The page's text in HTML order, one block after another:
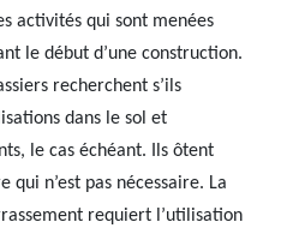
activités qui sont menées
le début d’une construction.
recherchent s’ils
dans le sol et
le cas échéant. Ils ôtent
n’est pas nécessaire. La
requiert l’utilisation